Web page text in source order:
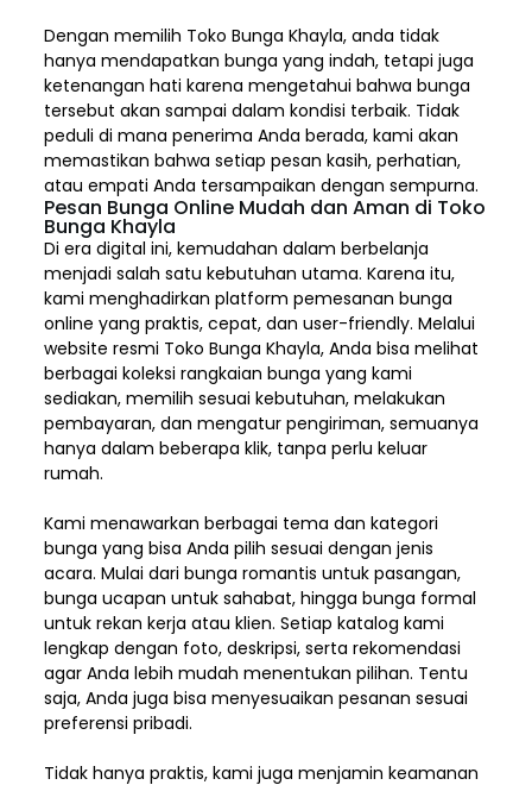
Dengan memilih Toko Bunga Khayla, anda tidak
hanya mendapatkan bunga yang indah, tetapi juga
ketenangan hati karena mengetahui bahwa bunga
tersebut akan sampai dalam kondisi terbaik. Tidak
peduli di mana penerima Anda berada, kami akan
memastikan bahwa setiap pesan kasih, perhatian,
atau empati Anda tersampaikan dengan sempurna.
Pesan Bunga Online Mudah dan Aman di Toko
Bunga Khayla
Di era digital ini, kemudahan dalam berbelanja
menjadi salah satu kebutuhan utama. Karena itu,
kami menghadirkan platform pemesanan bunga
online yang praktis, cepat, dan user-friendly. Melalui
website resmi Toko Bunga Khayla, Anda bisa melihat
berbagai koleksi rangkaian bunga yang kami
sediakan, memilih sesuai kebutuhan, melakukan
pembayaran, dan mengatur pengiriman,semuanya
hanya dalam beberapa klik, tanpa perlu keluar
rumah.
Kami menawarkan berbagai tema dan kategori
bunga yang bisa Anda pilih sesuai dengan jenis
acara. Mulai dari bunga romantis untuk pasangan,
bunga ucapan untuk sahabat, hingga bunga formal
untuk rekan kerja atau klien. Setiap katalog kami
lengkap dengan foto, deskripsi, serta rekomendasi
agar Anda lebih mudah menentukan pilihan. Tentu
saja, Anda juga bisa menyesuaikan pesanan sesuai
preferensi pribadi.
Tidak hanya praktis, kami juga menjamin keamanan